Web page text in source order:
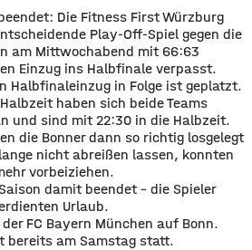
Die Fitness First Würzburg
Play-Off-Spiel gegen die
am Mittwochabend mit 66:63
Einzug ins Halbfinale verpasst.
Halbfinaleinzug in Folge ist geplatzt.
haben sich beide Teams
und sind mit 22:30 in die Halbzeit.
die Bonner dann so richtig losgelegt
nicht abreißen lassen, konnten
vorbeiziehen.
damit beendet – die Spieler
Urlaub.
FC Bayern München auf Bonn.
bereits am Samstag statt.